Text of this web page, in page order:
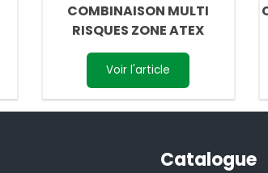
COMBINAISON MULTI
RISQUES ZONE ATEX
Voir l'article
Catalogue